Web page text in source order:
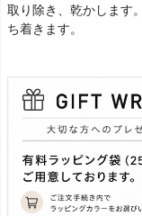
取り除き、乾かします
ち着きます。